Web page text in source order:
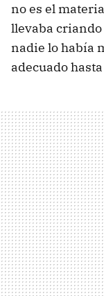
no es el
llevaba
nadie lo había
adecuado